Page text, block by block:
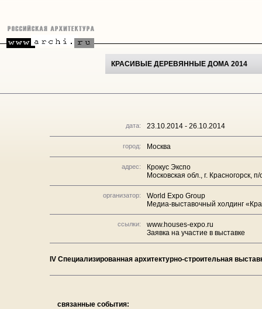
КРАСИВЫЕ ДЕРЕВЯННЫЕ ДОМА 2014
дата: 23.10.2014 - 26.10.2014
город: Москва
адрес:
Крокус Экспо
Московская обл., г. Красногорск,
организатор:
World Expo Group
Медиа-выставочный холдинг
ссылки:
www.houses-expo.ru
Заявка на участие в выставке
IV Специализированная архитектурно-строительная
связанные события: